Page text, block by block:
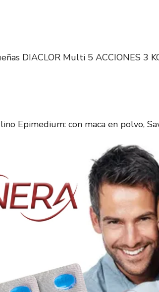
DIACLOR Multi 5 ACCIONES 3
Epimedium: con maca en polvo,